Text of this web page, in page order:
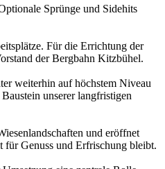
Sprünge und Sidehits
Für die Errichtung der
der Bergbahn Kitzbühel.
weiterhin auf höchstem Niveau
unserer langfristigen
und eröffnet
für Genuss und Erfrischung bleibt.